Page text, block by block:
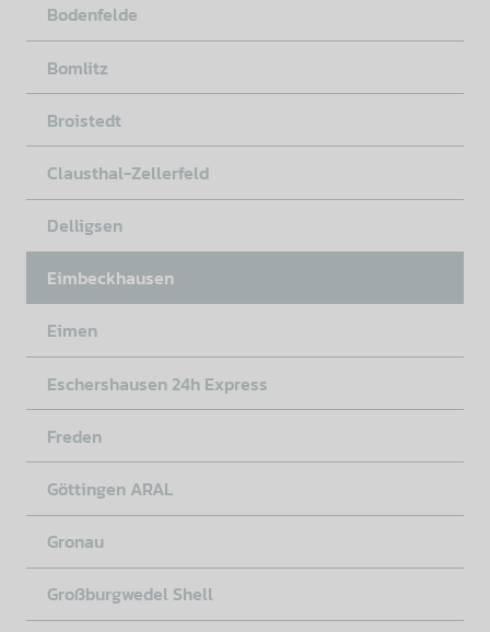
Bodenfelde
Bomlitz
Broistedt
Clausthal-Zellerfeld
Delligsen
Eimbeckhausen
Eimen
Eschershausen 24h Express
Freden
Göttingen ARAL
Gronau
Großburgwedel Shell